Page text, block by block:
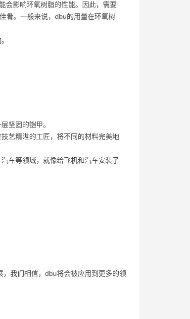
会影响环氧树脂的性能。因此，需要
肴。一般来说，dbu的用量在环氧树
坚固的铠甲。
艺精湛的工匠，将不同的材料完美地
车等领域，就像给飞机和汽车安装了
我们相信，dbu将会被应用到更多的领